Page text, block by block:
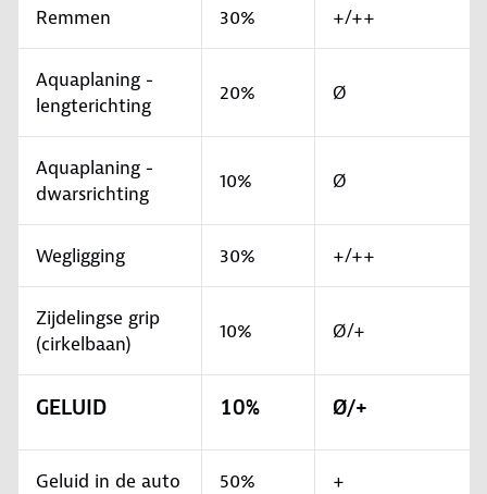
Remmen 30% +/++
Aquaplaning -
lengterichting
20% Ø
Aquaplaning -
dwarsrichting
10% Ø
Wegligging 30% +/++
Zijdelingse grip
(cirkelbaan)
10% Ø/+
GELUID 10% Ø/+
Geluid in de auto 50% +